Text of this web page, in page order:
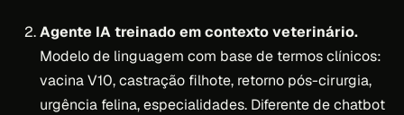
Agente IA treinado em contexto veterinário.
Modelo de linguagem com base de termos clínicos:
vacina V10, castração filhote, retorno pós-cirurgia,
urgência felina, especialidades. Diferente de chatbot